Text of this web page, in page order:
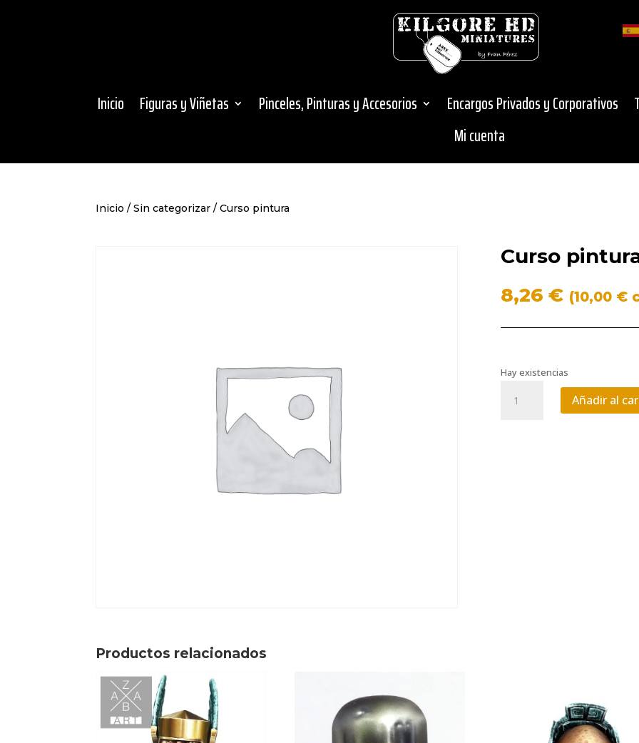
Inicio Figuras y Viñetas Pinceles, Pinturas y Accesorios Encargos Privados y Corporativos
Mi cuenta
Inicio /Sin categorizar / Curso pintura
Curso
8,26 € (10,00 €
Hay existencias
pintura
Añadir al
Productos relacionados